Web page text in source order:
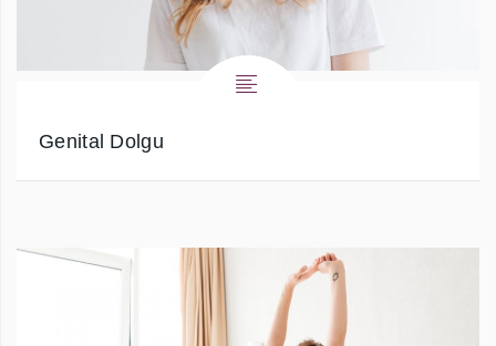
Genital Dolgu